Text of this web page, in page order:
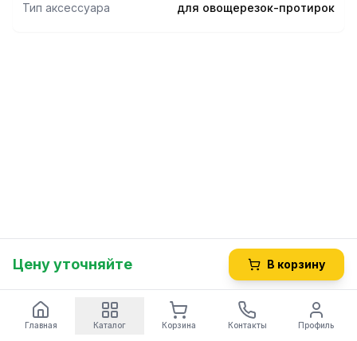
Тип аксессуара для овощерезок-протирок
Цену уточняйте В корзину
Главная Каталог Корзина Контакты Профиль